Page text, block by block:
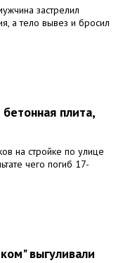
застрелил
а тело вывез и бросил
плита,
на стройке по улице
чего погиб 17-
выгуливали